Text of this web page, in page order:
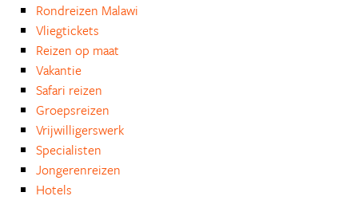
Rondreizen Malawi
Vliegtickets
Reizen op maat
Vakantie
Safari reizen
Groepsreizen
Vrijwilligerswerk
Specialisten
Jongerenreizen
Hotels